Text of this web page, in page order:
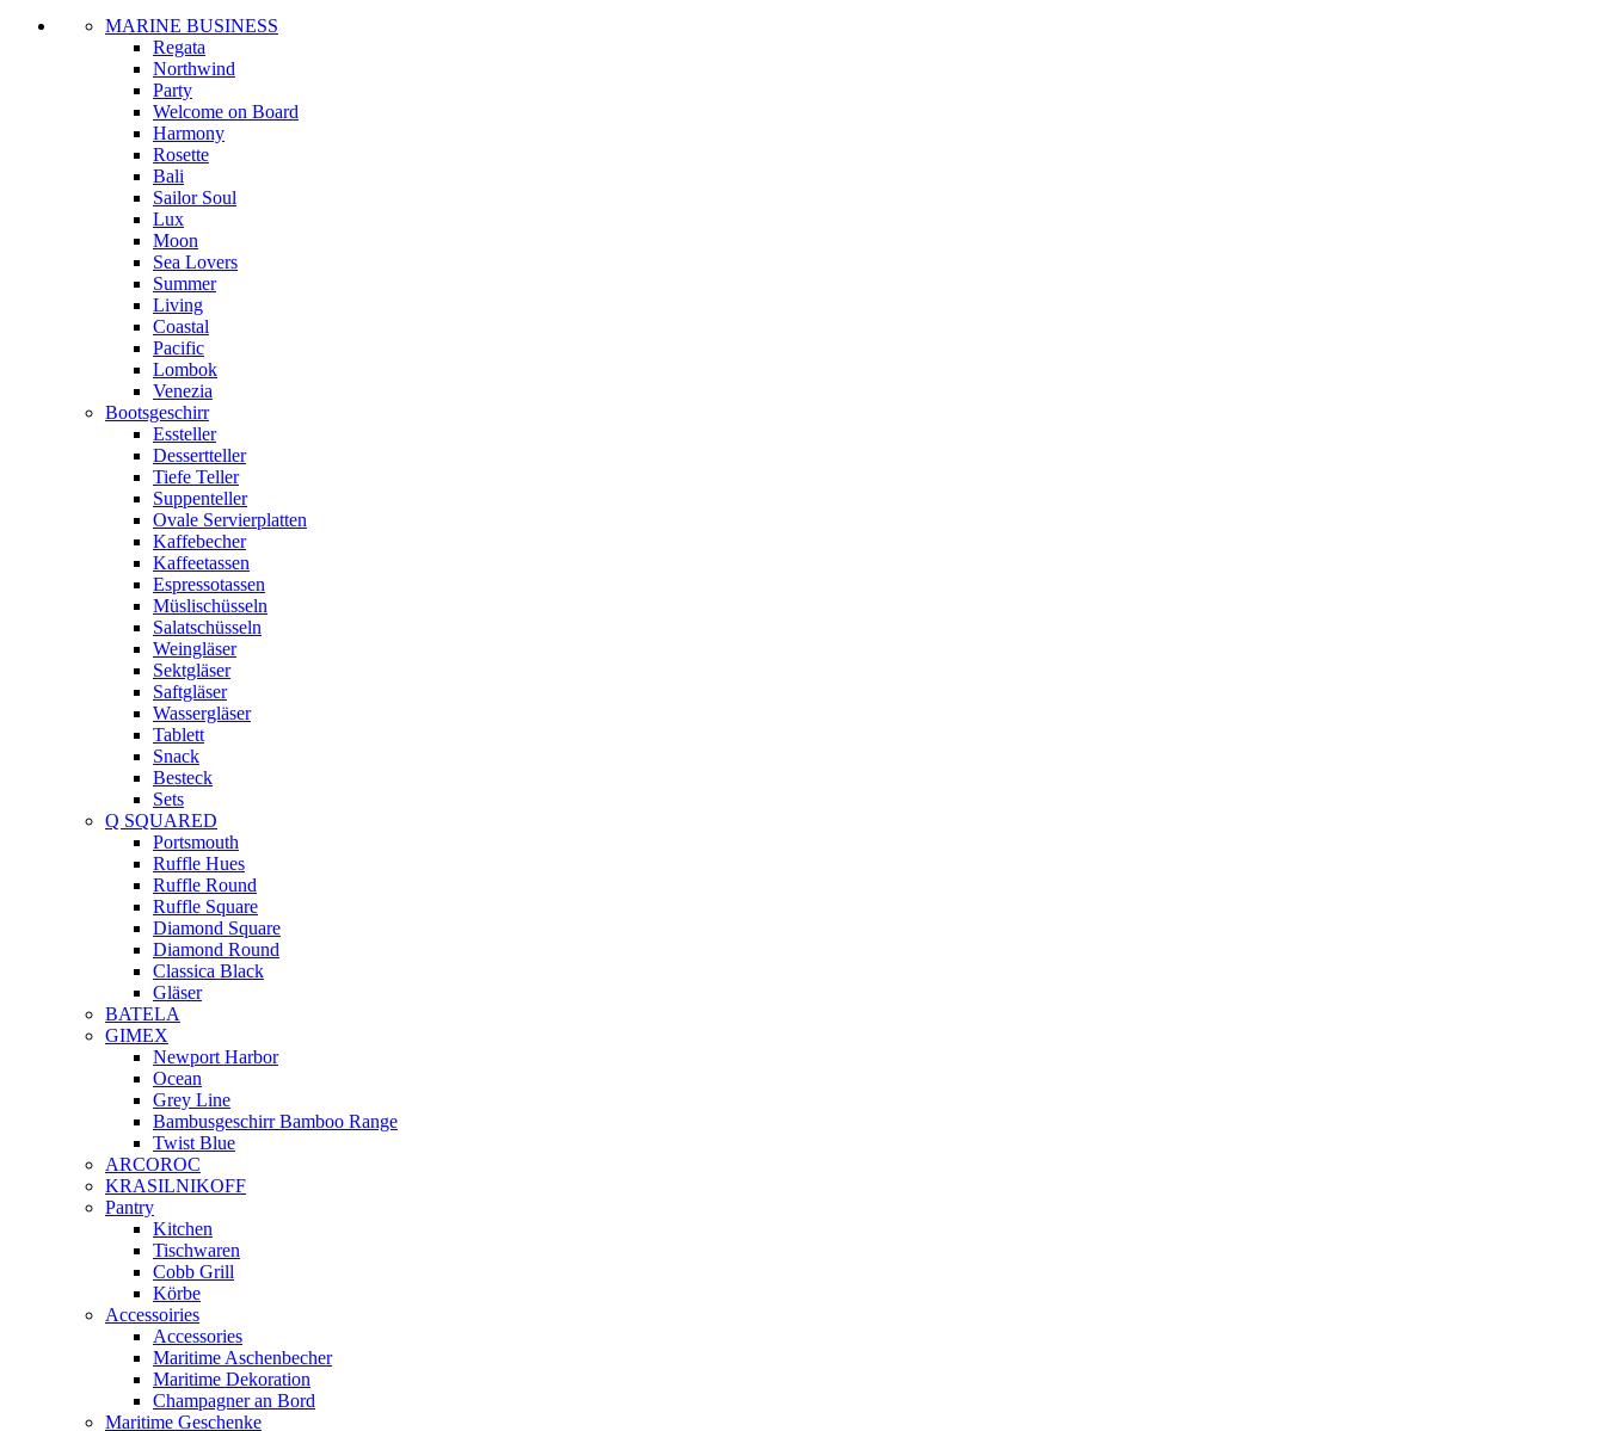
MARINE BUSINESS
Regata
Northwind
Party
Welcome on Board
Harmony
Rosette
Bali
Sailor Soul
Lux
Moon
Sea Lovers
Summer
Living
Coastal
Pacific
Lombok
Venezia
Bootsgeschirr
Essteller
Dessertteller
Tiefe Teller
Suppenteller
Ovale Servierplatten
Kaffebecher
Kaffeetassen
Espressotassen
Müslischüsseln
Salatschüsseln
Weingläser
Sektgläser
Saftgläser
Wassergläser
Tablett
Snack
Besteck
Sets
Q SQUARED
Portsmouth
Ruffle Hues
Ruffle Round
Ruffle Square
Diamond Square
Diamond Round
Classica Black
Gläser
BATELA
GIMEX
Newport Harbor
Ocean
Grey Line
Bambusgeschirr Bamboo Range
Twist Blue
ARCOROC
KRASILNIKOFF
Pantry
Kitchen
Tischwaren
Cobb Grill
Körbe
Accessoiries
Accessories
Maritime Aschenbecher
Maritime Dekoration
Champagner an Bord
Maritime Geschenke